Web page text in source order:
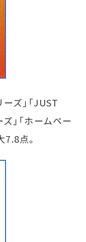
ズ」「JUST
」「ホームペー
点。